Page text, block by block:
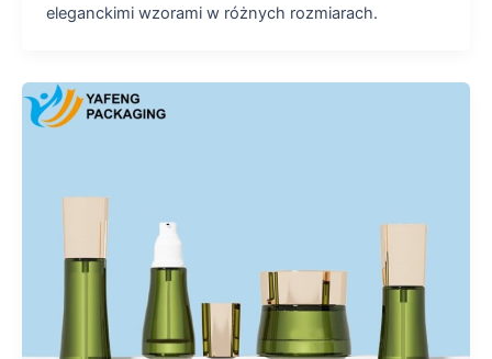
eleganckimi wzorami w różnych rozmiarach.